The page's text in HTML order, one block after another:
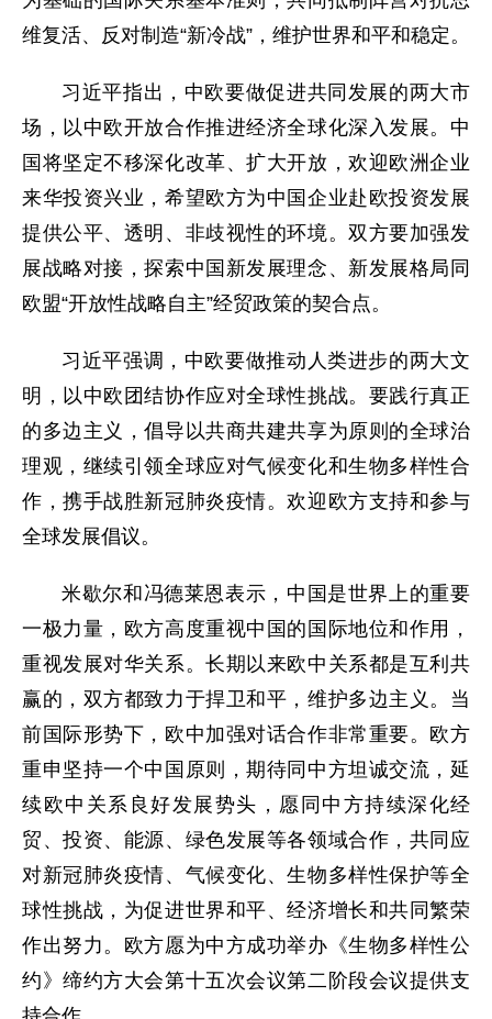
维复活、反对制造“新冷战”，维护世界和平和稳定。
习近平指出，中欧要做促进共同发展的两大市
场，以中欧开放合作推进经济全球化深入发展。中
国将坚定不移深化改革、扩大开放，欢迎欧洲企业
来华投资兴业，希望欧方为中国企业赴欧投资发展
提供公平、透明、非歧视性的环境。双方要加强发
展战略对接，探索中国新发展理念、新发展格局同
欧盟“开放性战略自主”经贸政策的契合点。
习近平强调，中欧要做推动人类进步的两大文
明，以中欧团结协作应对全球性挑战。要践行真正
的多边主义，倡导以共商共建共享为原则的全球治
理观，继续引领全球应对气候变化和生物多样性合
作，携手战胜新冠肺炎疫情。欢迎欧方支持和参与
全球发展倡议。
米歇尔和冯德莱恩表示，中国是世界上的重要
一极力量，欧方高度重视中国的国际地位和作用，
重视发展对华关系。长期以来欧中关系都是互利共
赢的，双方都致力于捍卫和平，维护多边主义。当
前国际形势下，欧中加强对话合作非常重要。欧方
重申坚持一个中国原则，期待同中方坦诚交流，延
续欧中关系良好发展势头，愿同中方持续深化经
贸、投资、能源、绿色发展等各领域合作，共同应
对新冠肺炎疫情、气候变化、生物多样性保护等全
球性挑战，为促进世界和平、经济增长和共同繁荣
作出努力。欧方愿为中方成功举办《生物多样性公
约》缔约方大会第十五次会议第二阶段会议提供支